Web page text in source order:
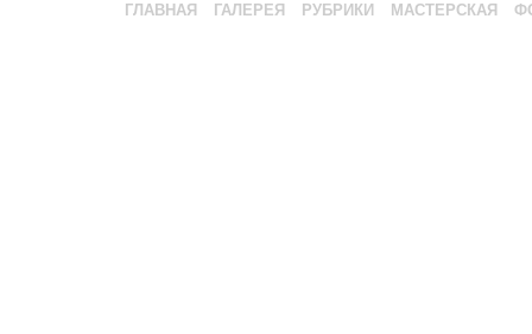
ГЛАВНАЯ ГАЛЕРЕЯ РУБРИКИ МАСТЕРСКАЯ